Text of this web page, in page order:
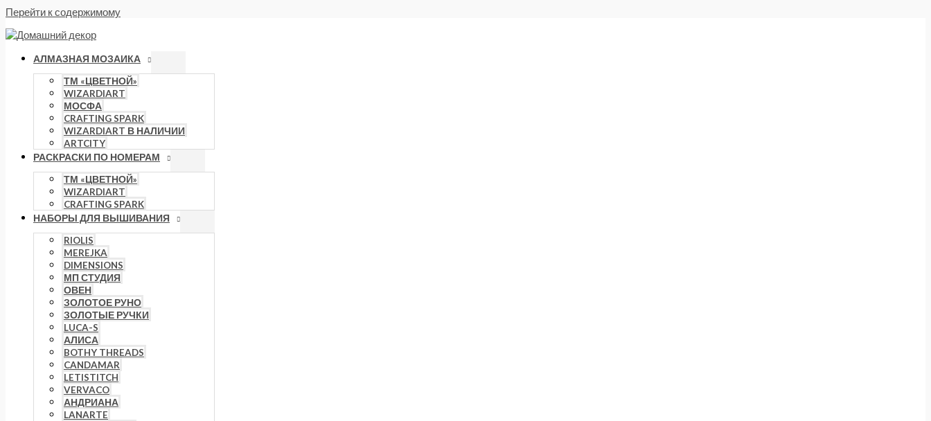
Перейти к содержимому
АЛМАЗНАЯ МОЗАИКА
ТМ «ЦВЕТНОЙ»
WIZARDIART
МОСФА
CRAFTING SPARK
WIZARDIART В НАЛИЧИИ
ARTCITY
РАСКРАСКИ ПО НОМЕРАМ
ТМ «ЦВЕТНОЙ»
WIZARDIART
CRAFTING SPARK
НАБОРЫ ДЛЯ ВЫШИВАНИЯ
RIOLIS
MEREJKA
DIMENSIONS
МП СТУДИЯ
ОВЕН
ЗОЛОТОЕ РУНО
ЗОЛОТЫЕ РУЧКИ
LUCA-S
АЛИСА
BOTHY THREADS
CANDAMAR
LETISTITCH
VERVACO
АНДРИАНА
LANARTE